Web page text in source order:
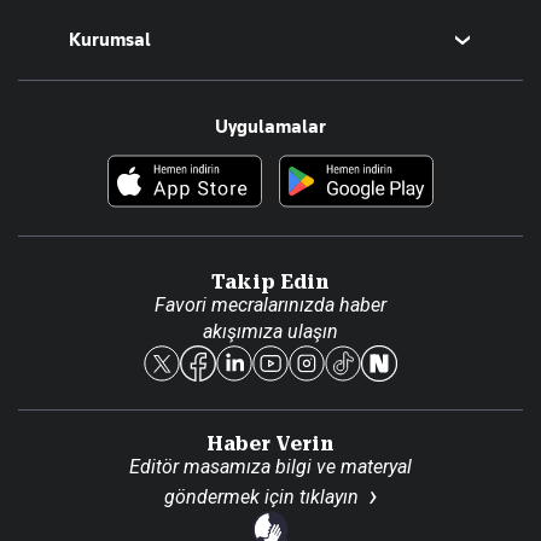
Teknoloji
Resmî Ilanlar
Foto Haber
Kurumsal
Hakkımızda
Künye
Reklam Ver
Uygulamalar
Takip Edin
Favori mecralarınızda haber
akışımıza ulaşın
Haber Verin
Editör masamıza bilgi ve materyal
göndermek için tıklayın